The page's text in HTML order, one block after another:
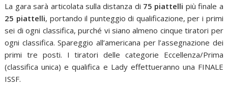
La gara sarà articolata sulla distanza di 75 piattelli più finale a
25 piattelli, portando il punteggio di qualificazione, per i primi
sei di ogni classifica, purché vi siano almeno cinque tiratori per
ogni classifica. Spareggio all’americana per l’assegnazione dei
primi tre posti. I tiratori delle categorie Eccellenza/Prima
(classifica unica) e qualifica e Lady effettueranno una FINALE
ISSF.